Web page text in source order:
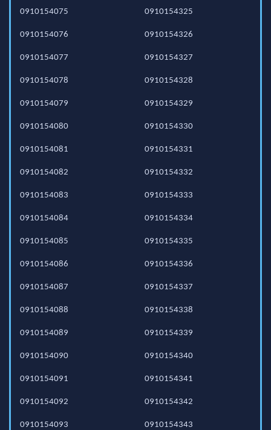
0910154075
0910154076
0910154077
0910154078
0910154079
0910154080
0910154081
0910154082
0910154083
0910154084
0910154085
0910154086
0910154087
0910154088
0910154089
0910154090
0910154091
0910154092
0910154093
0910154325
0910154326
0910154327
0910154328
0910154329
0910154330
0910154331
0910154332
0910154333
0910154334
0910154335
0910154336
0910154337
0910154338
0910154339
0910154340
0910154341
0910154342
0910154343